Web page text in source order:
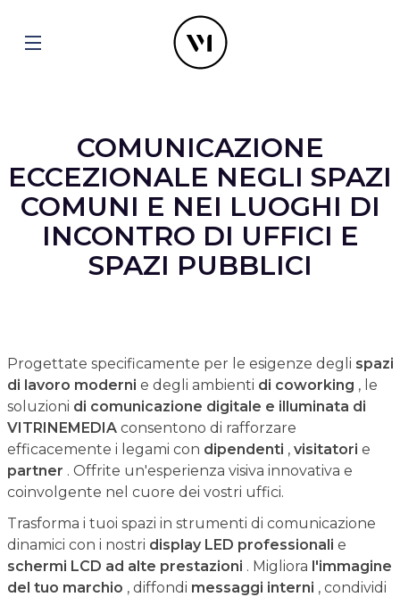
COMUNICAZIONE
ECCEZIONALE NEGLI SPAZI
COMUNI E NEI LUOGHI DI
INCONTRO DI UFFICI E
SPAZI PUBBLICI
Progettate specificamente per le esigenze degli spazi
di lavoro moderni e degli ambienti di coworking , le
soluzioni di comunicazione digitale e illuminata di
VITRINEMEDIAconsentono di rafforzare
efficacemente i legami con dipendenti , visitatori e
partner . Offrite un'esperienza visiva innovativa e
coinvolgente nel cuore dei vostri uffici.
Trasforma i tuoi spazi in strumenti di comunicazione
dinamici con i nostri display LED professionali e
schermi LCD ad alte prestazioni . Migliora l'immagine
del tuo marchio , diffondi messaggi interni , condividi